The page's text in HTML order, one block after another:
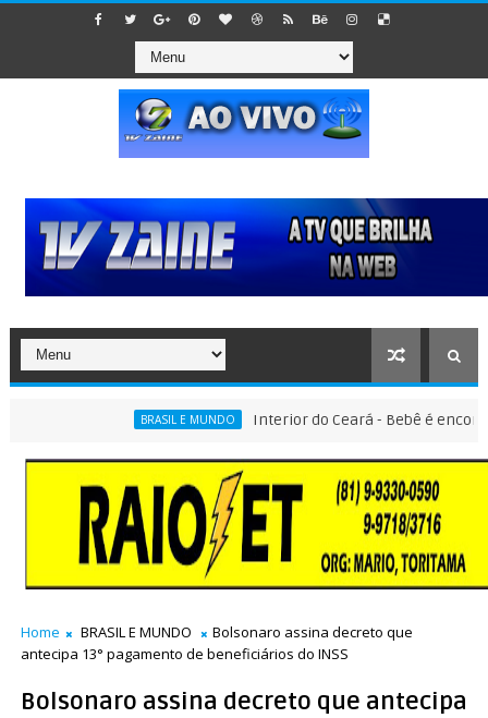
BRASIL E MUNDO Interior do Ceará - Bebê é encontrado
Home BRASIL E MUNDO
Bolsonaro assina decreto que
antecipa 13° pagamento de beneficiários do INSS
Bolsonaro assina decreto que antecipa